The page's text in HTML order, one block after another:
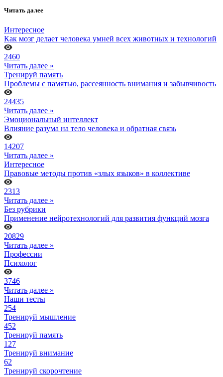
Читать далее
Интересное
Как мозг делает человека умней всех животных и технологий
2460
Читать далее »
Тренируй память
Проблемы с памятью, рассеянность внимания и забывчивость
24435
Читать далее »
Эмоциональный интеллект
Влияние разума на тело человека и обратная связь
14207
Читать далее »
Интересное
Правовые методы против «злых языков» в коллективе
2313
Читать далее »
Без рубрики
Применение нейротехнологий для развития функций мозга
20829
Читать далее »
Профессии
Психолог
3746
Читать далее »
Наши тесты
254
Тренируй мышление
452
Тренируй память
127
Тренируй внимание
62
Тренируй скорочтение